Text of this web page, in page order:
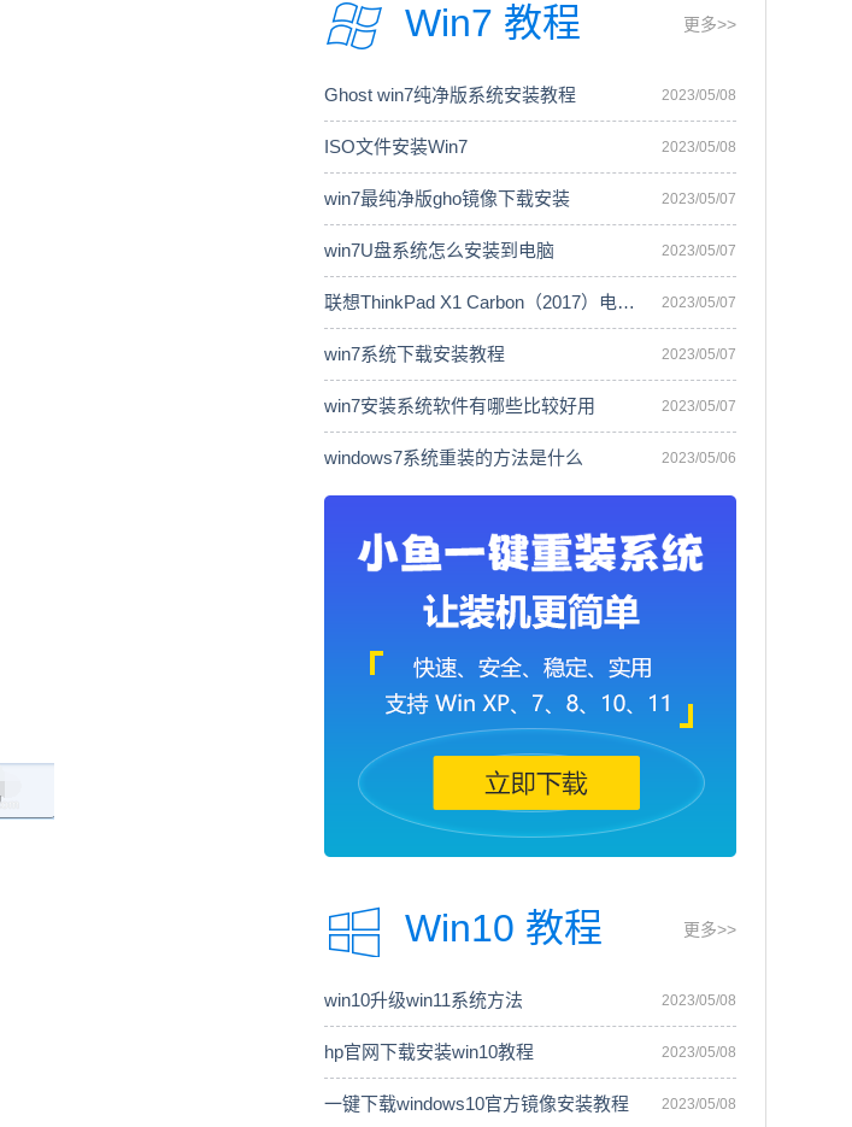
Win7 教程 更多>>
Ghost win7纯净版系统安装教程 2023/05/08
ISO文件安装Win7 2023/05/08
win7最纯净版gho镜像下载安装 2023/05/07
win7U盘系统怎么安装到电脑 2023/05/07
联想ThinkPad X1 Carbon（2017）电脑安 2023/05/07
win7系统下载安装教程 2023/05/07
win7安装系统软件有哪些比较好用 2023/05/07
windows7系统重装的方法是什么 2023/05/06
Win10 教程 更多>>
win10升级win11系统方法 2023/05/08
hp官网下载安装win10教程 2023/05/08
一键下载windows10官方镜像安装教程 2023/05/08